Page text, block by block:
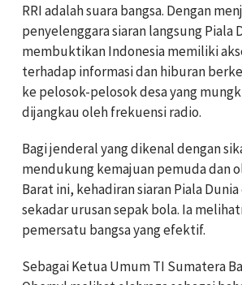
RRI adalah suara bangsa. Dengan
penyelenggara siaran langsung Piala
membuktikan Indonesia memiliki
terhadap informasi dan hiburan
ke pelosok-pelosok desa yang
dijangkau oleh frekuensi radio.
Bagi jenderal yang dikenal dengan
mendukung kemajuan pemuda dan
Barat ini, kehadiran siaran Piala
sekadar urusan sepak bola. Ia
pemersatu bangsa yang efektif.
Sebagai Ketua Umum TI Sumatera